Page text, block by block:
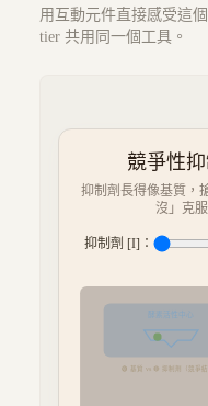
用互動元件直接感受這
tier 共用同一個工具。
競爭性
抑制劑長得像基質，
沒」克
抑制劑 [I]：
酵素活性中心
🟢 基質 vs 🔴 抑制劑（競爭結